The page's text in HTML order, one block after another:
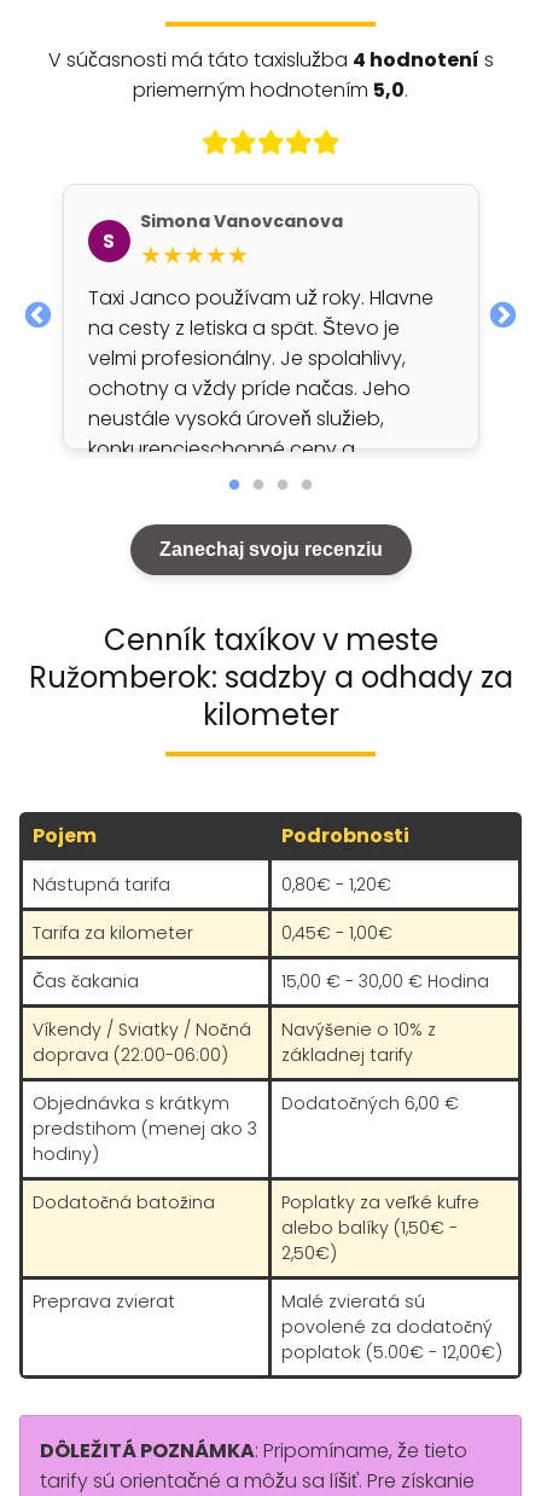
V súčasnosti má táto taxislužba 4 hodnotení s
priemerným hodnotením 5,0.
S
Simona Vanovcanova
★★★★★
Taxi Janco používam už roky. Hlavne
na cesty z letiska a spät. Števo je
velmi profesionálny. Je spolahlivy,
ochotny a vždy príde načas. Jeho
neustále vysoká úroveň služieb,
konkurencieschopné ceny a
spoľahlivosť sú dôvody, prečo
naďalej. VELMI ODPORUCAM !
Zanechaj svoju recenziu
Cenník taxíkov v meste
Ružomberok: sadzby a odhady za
kilometer
Pojem Podrobnosti
Nástupná tarifa
0,80€ - 1,20€
Tarifa za kilometer
0,45€ - 1,00€
Čas čakania
15,00 € - 30,00 € Hodina
Víkendy / Sviatky / Nočná
doprava (22:00-06:00)
Navýšenie o 10% z
základnej tarify
Objednávka s krátkym
predstihom (menej ako 3
hodiny)
Dodatočných 6,00 €
Dodatočná batožina
Poplatky za veľké kufre
alebo balíky (1,50€ -
2,50€)
Preprava zvierat
Malé zvieratá sú
povolené za dodatočný
poplatok (5.00€ - 12,00€)
DÔLEŽITÁ POZNÁMKA: Pripomíname, že tieto
tarify sú orientačné a môžu sa líšiť. Pre získanie